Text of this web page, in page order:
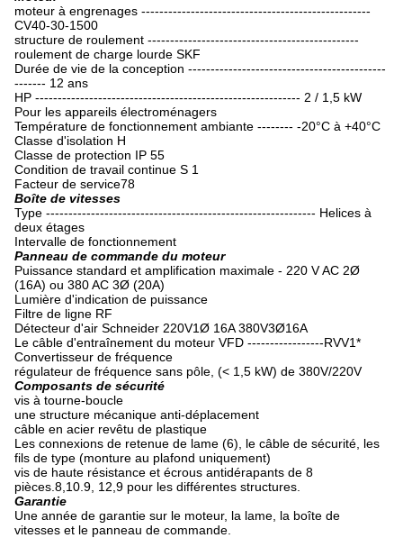
moteur à engrenages ---------------------------------------------------
CV40-30-1500
structure de roulement -----------------------------------------------
roulement de charge lourde SKF
Durée de vie de la conception --------------------------------------------
------- 12 ans
HP ----------------------------------------------------------- 2 / 1,5 kW
Pour les appareils électroménagers
Température de fonctionnement ambiante -------- -20°C à +40°C
Classe d'isolation H
Classe de protection IP 55
Condition de travail continue S 1
Facteur de service78
Boîte de vitesses
Type ------------------------------------------------------------ Helices à
deux étages
Intervalle de fonctionnement
Panneau de commande du moteur
Puissance standard et amplification maximale - 220 V AC 2Ø
(16A) ou 380 AC 3Ø (20A)
Lumière d'indication de puissance
Filtre de ligne RF
Détecteur d'air Schneider 220V1Ø 16A 380V3Ø16A
Le câble d'entraînement du moteur VFD -----------------RVV1*
Convertisseur de fréquence
régulateur de fréquence sans pôle, (< 1,5 kW) de 380V/220V
Composants de sécurité
vis à tourne-boucle
une structure mécanique anti-déplacement
câble en acier revêtu de plastique
Les connexions de retenue de lame (6), le câble de sécurité, les
fils de type (monture au plafond uniquement)
vis de haute résistance et écrous antidérapants de 8
pièces.8,10.9, 12,9 pour les différentes structures.
Garantie
Une année de garantie sur le moteur, la lame, la boîte de
vitesses et le panneau de commande.